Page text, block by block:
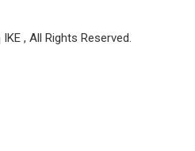
, All Rights Reserved.